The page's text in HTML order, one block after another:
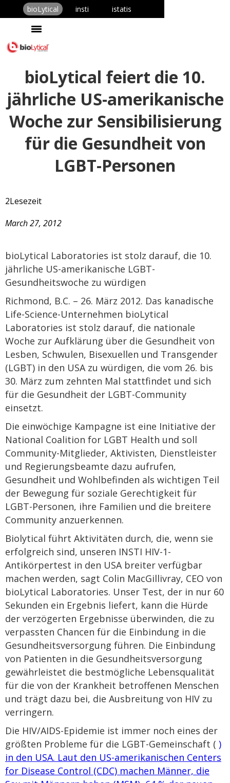
bioLytical insti istatis
bioLytical feiert die 10.
jährliche US-amerikanische
Woche zur Sensibilisierung
für die Gesundheit von
LGBT-Personen
2Lesezeit
March 27, 2012
bioLytical Laboratories ist stolz darauf, die 10.
jährliche US-amerikanische LGBT-
Gesundheitswoche zu würdigen
Richmond, B.C. – 26. März 2012. Das kanadische
Life-Science-Unternehmen bioLytical
Laboratories ist stolz darauf, die nationale
Woche zur Aufklärung über die Gesundheit von
Lesben, Schwulen, Bisexuellen und Transgender
(LGBT) in den USA zu würdigen, die vom 26. bis
30. März zum zehnten Mal stattfindet und sich
für die Gesundheit der LGBT-Community
einsetzt.
Die einwöchige Kampagne ist eine Initiative der
National Coalition for LGBT Health und soll
Community-Mitglieder, Aktivisten, Dienstleister
und Regierungsbeamte dazu aufrufen,
Gesundheit und Wohlbefinden als wichtigen Teil
der Bewegung für soziale Gerechtigkeit für
LGBT-Personen, ihre Familien und die breitere
Community anzuerkennen.
Biolytical führt Aktivitäten durch, die, wenn sie
erfolgreich sind, unseren INSTI HIV-1-
Antikörpertest in den USA breiter verfügbar
machen werden, sagt Colin MacGillivray, CEO von
bioLytical Laboratories. Unser Test, der in nur 60
Sekunden ein Ergebnis liefert, kann die Hürde
der verzögerten Ergebnisse überwinden, die zu
verpassten Chancen für die Einbindung in die
Gesundheitsversorgung führen. Die Einbindung
von Patienten in die Gesundheitsversorgung
gewährleistet die bestmögliche Lebensqualität
für die von der Krankheit betroffenen Menschen
und trägt dazu bei, die Ausbreitung von HIV zu
verringern.
Die HIV/AIDS-Epidemie ist immer noch eines der
größten Probleme für die LGBT-Gemeinschaft ( )
in den USA. Laut den US-amerikanischen Centers
for Disease Control (CDC) machen Männer, die